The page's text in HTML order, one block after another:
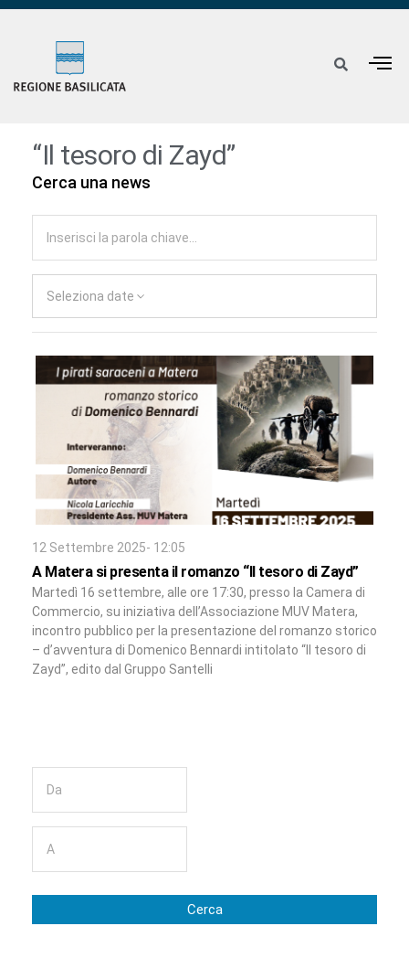
“Il tesoro di Zayd”
Cerca una news
Seleziona date
12 Settembre 2025- 12:05
A Matera si presenta il romanzo “Il tesoro di Zayd”
Martedì 16 settembre, alle ore 17:30, presso la Camera di
Commercio, su iniziativa dell’Associazione MUV Matera,
incontro pubblico per la presentazione del romanzo storico
– d’avventura di Domenico Bennardi intitolato “Il tesoro di
Zayd”, edito dal Gruppo Santelli
Cerca